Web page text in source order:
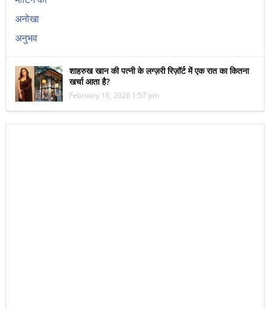
शाहरुख खान की पत्नी के लग्ज़री रिज़ॉर्ट में एक रात का कितना
खर्चा आता है?
February 16, 2026 1:57 pm